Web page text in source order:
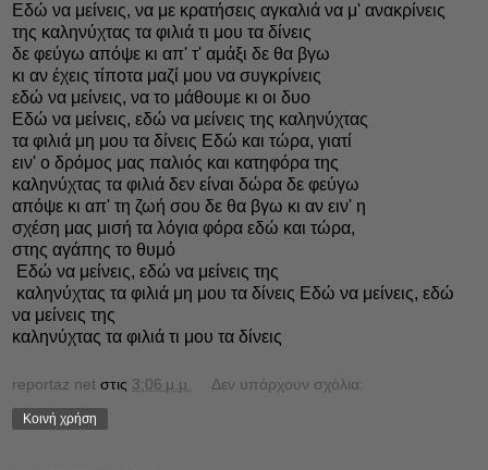
Εδώ να μείνεις, να με κρατήσεις αγκαλιά να μ' ανακρίνεις
της καληνύχτας τα φιλιά τι μου τα δίνεις
δε φεύγω απόψε κι απ' τ' αμάξι δε θα βγω
κι αν έχεις τίποτα μαζί μου να συγκρίνεις
εδώ να μείνεις, να το μάθουμε κι οι δυο
Εδώ να μείνεις, εδώ να μείνεις της καληνύχτας
τα φιλιά μη μου τα δίνεις Εδώ και τώρα, γιατί
ειν' ο δρόμος μας παλιός και κατηφόρα της
καληνύχτας τα φιλιά δεν είναι δώρα δε φεύγω
απόψε κι απ' τη ζωή σου δε θα βγω κι αν ειν' η
σχέση μας μισή τα λόγια φόρα εδώ και τώρα,
στης αγάπης το θυμό
Εδώ να μείνεις, εδώ να μείνεις της
καληνύχτας τα φιλιά μη μου τα δίνεις Εδώ να μείνεις, εδώ
να μείνεις της
καληνύχτας τα φιλιά τι μου τα δίνεις
reportaz net στις 3:06 μ.μ. Δεν υπάρχουν σχόλια:
Κοινή χρήση